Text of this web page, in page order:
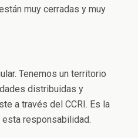
muy cerradas y muy
Tenemos un territorio
distribuidas y
a través del CCRI. Es la
responsabilidad.